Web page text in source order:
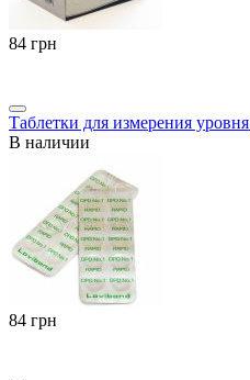
‍84‍ грн
Таблетки для измерения
В наличии
‍84‍ грн